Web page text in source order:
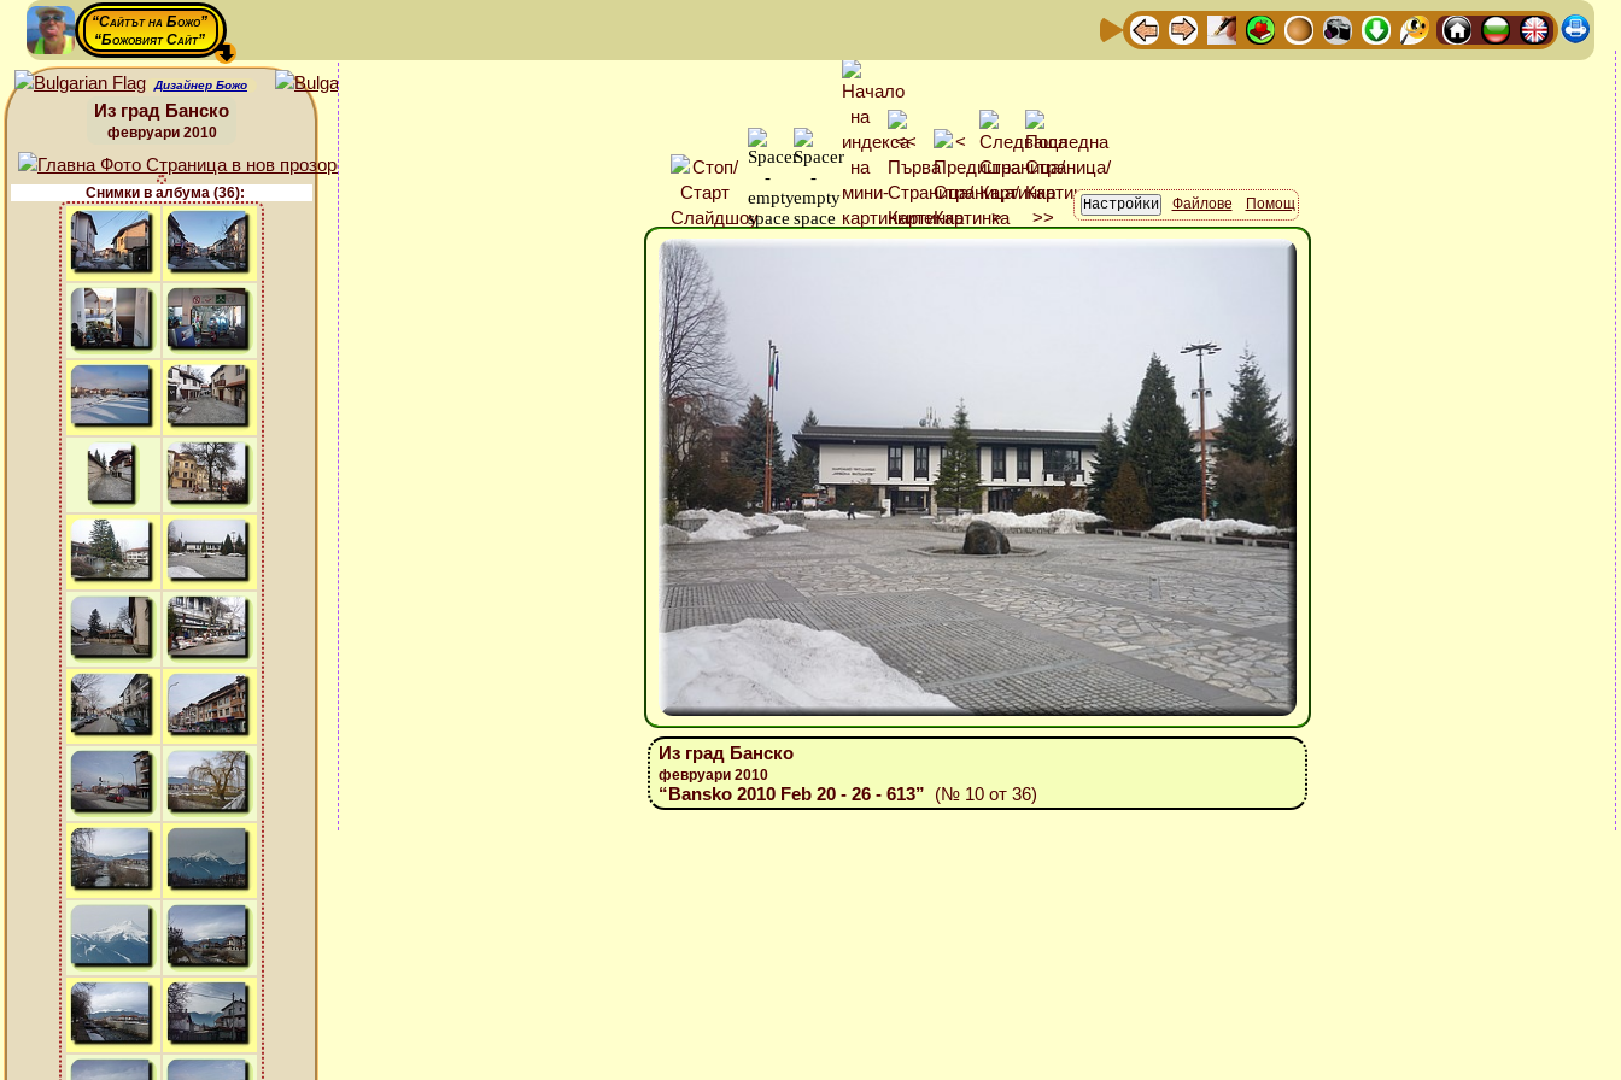
“Сайтът на Божо”
“Божовият Сайт”
Дизайнер Божо
Из град Банско
февруари 2010
Снимки в албума (36):
Файлове Помощ
Из град Банско
февруари 2010
“Bansko 2010 Feb 20 - 26 - 613” (№ 10 от 36)